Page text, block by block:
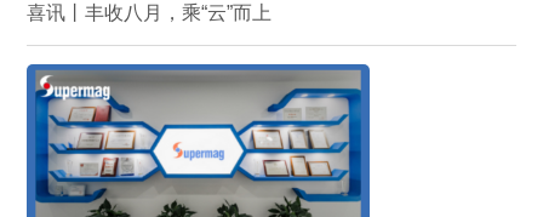
喜讯丨丰收八月，乘“云”而上